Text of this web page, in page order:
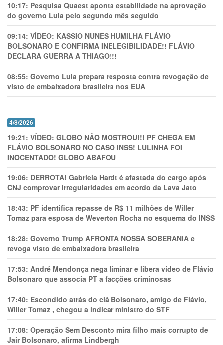
10:17: Pesquisa Quaest aponta estabilidade na aprovação
do governo Lula pelo segundo mês seguido
09:14: VÍDEO: KASSIO NUNES HUMlLHA FLÁVIO
BOLSONARO E CONFIRMA INELEGIBILIDADE!! FLÁVIO
DECLARA GUERRA A THIAGO!!!
08:55: Governo Lula prepara resposta contra revogação de
visto de embaixadora brasileira nos EUA
4/8/2026
19:21: VÍDEO: GLOBO NÃO MOSTROU!!! PF CHEGA EM
FLÁVIO BOLSONARO NO CASO INSS! LULINHA FOI
INOCENTADO! GLOBO ABAFOU
19:06: DERROTA! Gabriela Hardt é afastada do cargo após
CNJ comprovar irregularidades em acordo da Lava Jato
18:43: PF identifica repasse de R$ 11 milhões de Willer
Tomaz para esposa de Weverton Rocha no esquema do INSS
18:28: Governo Trump AFRONTA NOSSA SOBERANIA e
revoga visto de embaixadora brasileira
17:53: André Mendonça nega liminar e libera vídeo de Flávio
Bolsonaro que associa PT a facções criminosas
17:40: Escondido atrás do clã Bolsonaro, amigo de Flávio,
Willer Tomaz , chegou a indicar ministro do STF
17:08: Operação Sem Desconto mira filho mais corrupto de
Jair Bolsonaro, afirma Lindbergh